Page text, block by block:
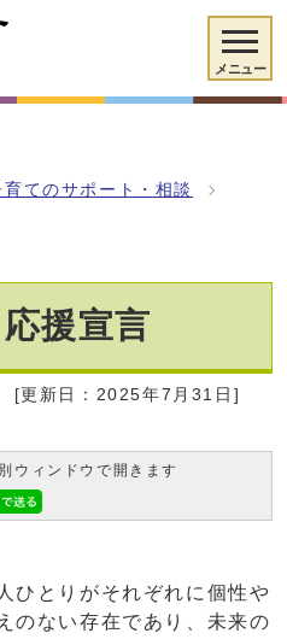
メニュー
育てのサポート・相談
援宣言
[更新日：2025年7月31日]
ウィンドウで開きます
ひとりがそれぞれに個性や
のない存在であり、未来の